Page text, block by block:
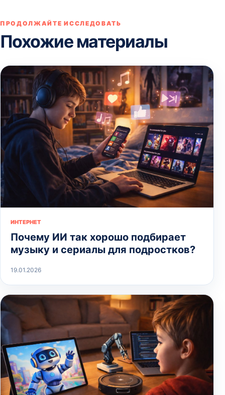
ПРОДОЛЖАЙТЕ ИССЛЕДОВАТЬ
Похожие материалы
ИНТЕРНЕТ
Почему ИИ так хорошо подбирает
музыку и сериалы для подростков?
19.01.2026